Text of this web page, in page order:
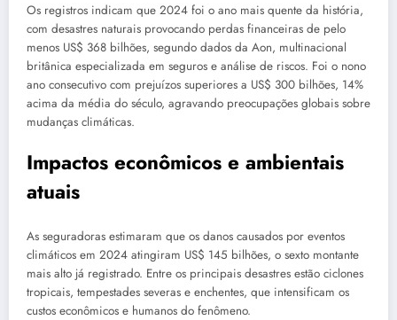
Os registros indicam que 2024 foi o ano mais quente da história,
com desastres naturais provocando perdas financeiras de pelo
menos US$ 368 bilhões, segundo dados da Aon, multinacional
britânica especializada em seguros e análise de riscos. Foi o nono
ano consecutivo com prejuízos superiores a US$ 300 bilhões, 14%
acima da média do século, agravando preocupações globais sobre
mudanças climáticas.
Impactos econômicos e ambientais
atuais
As seguradoras estimaram que os danos causados por eventos
climáticos em 2024 atingiram US$ 145 bilhões, o sexto montante
mais alto já registrado. Entre os principais desastres estão ciclones
tropicais, tempestades severas e enchentes, que intensificam os
custos econômicos e humanos do fenômeno.